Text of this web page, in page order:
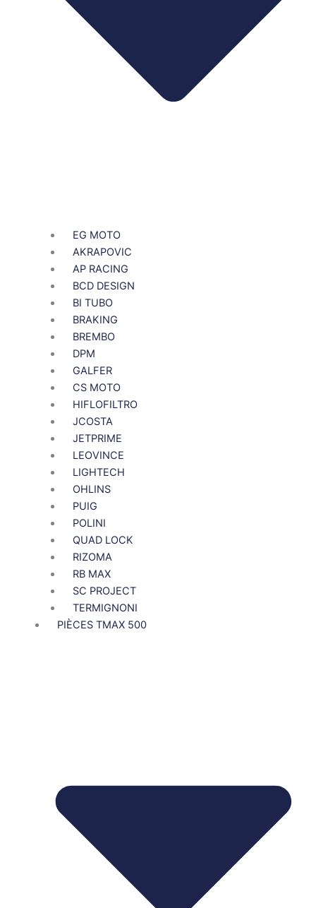
EG MOTO
AKRAPOVIC
AP RACING
BCD DESIGN
BI TUBO
BRAKING
BREMBO
DPM
GALFER
CS MOTO
HIFLOFILTRO
JCOSTA
JETPRIME
LEOVINCE
LIGHTECH
OHLINS
PUIG
POLINI
QUAD LOCK
RIZOMA
RB MAX
SC PROJECT
TERMIGNONI
PIÈCES TMAX 500